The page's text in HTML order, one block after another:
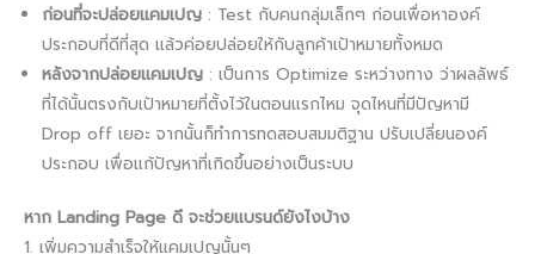
ก่อนที่จะปล่อยแคมเปญ : Test กับคนกลุ่มเล็กๆ ก่อนเพื่อหาองค์
ประกอบที่ดีที่สุด แล้วค่อยปล่อยให้กับลูกค้าเป้าหมายทั้งหมด
หลังจากปล่อยแคมเปญ : เป็นการ Optimize ระหว่างทาง ว่าผลลัพธ์
ที่ได้นั้นตรงกับเป้าหมายที่ตั้งไว้ในตอนแรกไหม จุดไหนที่มีปัญหามี
Drop off เยอะ จากนั้นก็ทำการทดสอบสมมติฐาน ปรับเปลี่ยนองค์
ประกอบ เพื่อแก้ปัญหาที่เกิดขึ้นอย่างเป็นระบบ
หาก Landing Page ดี จะช่วยแบรนด์ยังไงบ้าง
1. เพิ่มความสำเร็จให้แคมเปญนั้นๆ